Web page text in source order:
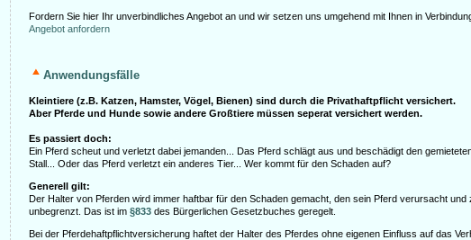
Fordern Sie hier Ihr unverbindliches Angebot an und wir setzen uns umgehend mit Ihnen in
Angebot anfordern
Anwendungsfälle
Kleintiere (z.B. Katzen, Hamster, Vögel, Bienen) sind durch die Privathaftpflicht versichert.
Aber Pferde und Hunde sowie andere Großtiere müssen seperat versichert werden.
Es passiert doch:
Ein Pferd scheut und verletzt dabei jemanden... Das Pferd schlägt aus und beschädigt den
Stall... Oder das Pferd verletzt ein anderes Tier... Wer kommt für den Schaden auf?
Generell gilt:
Der Halter von Pferden wird immer haftbar für den Schaden gemacht, den sein Pferd verursacht und
unbegrenzt. Das ist im §833 des Bürgerlichen Gesetzbuches geregelt.
Bei der Pferdehaftpflichtversicherung haftet der Halter des Pferdes ohne eigenen Einfluss auf das